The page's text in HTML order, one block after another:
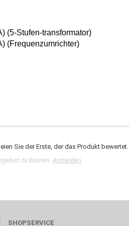
(5-Stufen-transformator)
(Frequenzumrichter)
Sie der Erste, der das Produkt bewertet.
zu können. Anmelden
SHOPSERVICE